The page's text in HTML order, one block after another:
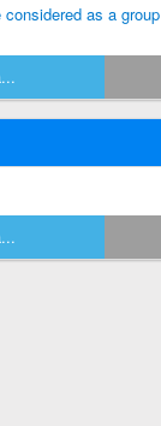
as a group